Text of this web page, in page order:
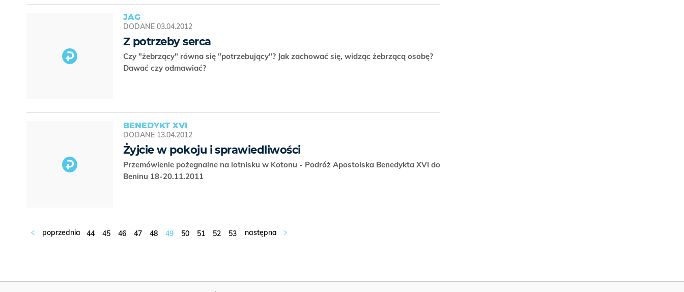
JAG
DODANE 03.04.2012
Z potrzeby serca
Czy "żebrzący" równa się "potrzebujący"? Jak zachować się, widząc żebrzącą osobę?
Dawać czy odmawiać?
BENEDYKT XVI
DODANE 13.04.2012
Żyjcie w pokoju i sprawiedliwości
Przemówienie pożegnalne na lotnisku w Kotonu - Podróż Apostolska Benedykta XVI do
Beninu 18-20.11.2011
44 45 46 47 48 49 50 51 52 53